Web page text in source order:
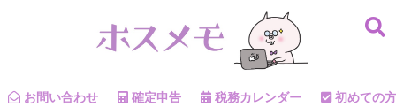
お問い合わせ 確定申告 税務カレンダー 初めての